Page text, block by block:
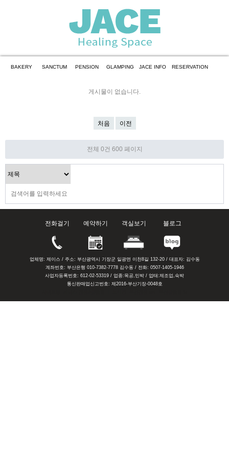
BAKERY SANCTUM PENSION GLAMPING JACE INFO RESERVATION
게시물이 없습니다.
처음 이전
전체 0건 600 페이지
전화걸기 예약하기 객실보기 블로그
업체명: 제이스 / 주소: 부산광역시 기장군 일광면 이천8길 132-20 / 대표자: 김수동
계좌번호: 부산은행 010-7382-7778 김수동 / 전화: 0507-1405-1946
사업자등록번호: 612-02-53319 / 업종:목공,민박 / 업태:제조업,숙박
통신판매업신고번호: 제2016-부산기장-0048호